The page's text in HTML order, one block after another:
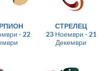
- 22
СТРЕЛЕЦ
23 Ноември - 21
Декември